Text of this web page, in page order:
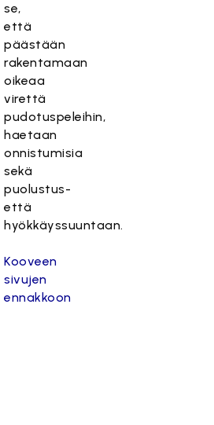
se,
että
päästään
rakentamaan
oikeaa
virettä
pudotuspeleihin,
haetaan
onnistumisia
sekä
puolustus-
että
hyökkäyssuuntaan.
Kooveen
sivujen
ennakkoon